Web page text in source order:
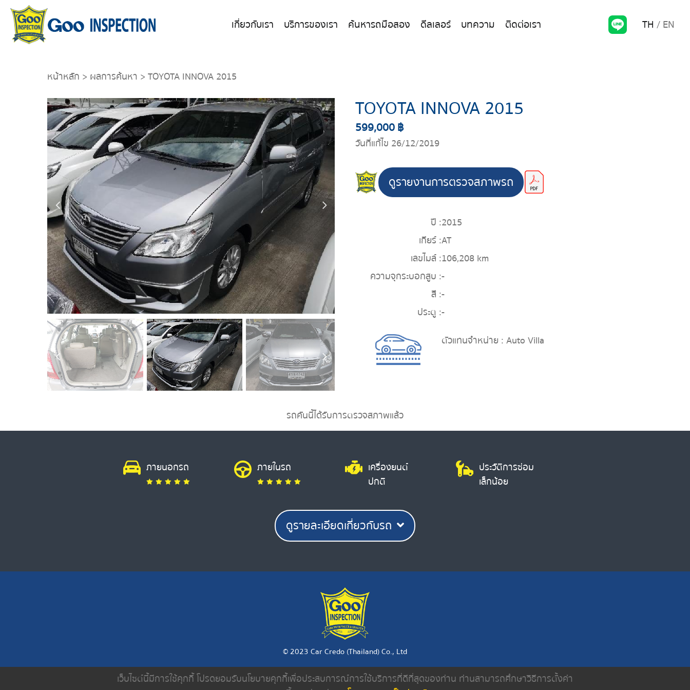
เกี่ยวกับเรา บริการของเรา ค้นหารถมือสอง ดีลเลอร์ บทความ ติดต่อเรา TH EN
หน้าหลัก > ผลการค้นหา > TOYOTA INNOVA 2015
TOYOTA INNOVA 2015
599,000 ฿
วันที่แก้ไข 26/12/2019
ดูรายงานการตรวจสภาพรถ
ปี :2015
เกียร์ :AT
เลขไมล์ :106,208 km
ความจุกระบอกสูบ :-
สี :-
ประตู :-
ตัวแทนจำหน่าย : Auto Villa
รถคันนี้ได้รับการตรวจสภาพแล้ว
ภายนอกรถ ภายในรถ
เครื่องยนต์
ปกติ
ประวัติการซ่อม
เล็กน้อย
ดูรายละเอียดเกี่ยวกับรถ
© 2023 Car Credo (Thailand) Co., Ltd
เกี่ยวกับเรา บริการของเรา ค้นหารถมือสอง ดีลเลอร์ บทความ ติดต่อเรา นโยบายความเป็นส่วนตัว
เว็บไซต์นี้มีการใช้คุกกี้ โปรดยอมรับนโยบายคุกกี้เพื่อประสบการณ์การใช้บริการที่ดีที่สุดของท่าน ท่านสามารถศึกษาวิธีการตั้งค่า